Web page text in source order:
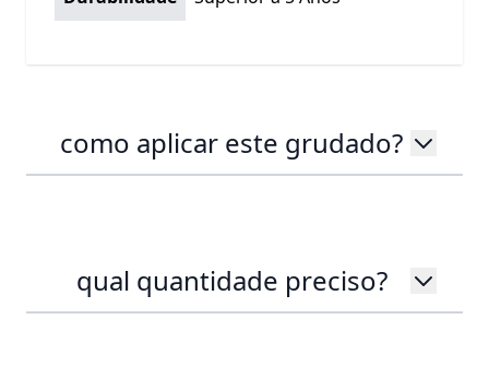
como aplicar este grudado?
qual quantidade preciso?